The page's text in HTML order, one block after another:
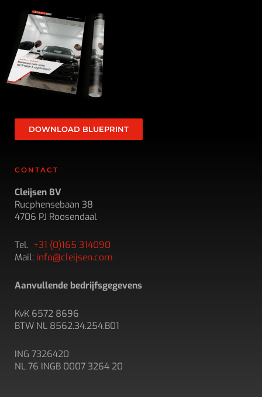
DOWNLOAD BLUEPRINT
CONTACT
Cleijsen BV
Rucphensebaan 38
4706 PJ Roosendaal
Tel. +31 (0)165 314090
Mail: info@cleijsen.com
Aanvullende bedrijfsgegevens
KvK 6572 8696
BTW NL 8562.34.254.B01
ING 7326420
NL 76 INGB 0007 3264 20